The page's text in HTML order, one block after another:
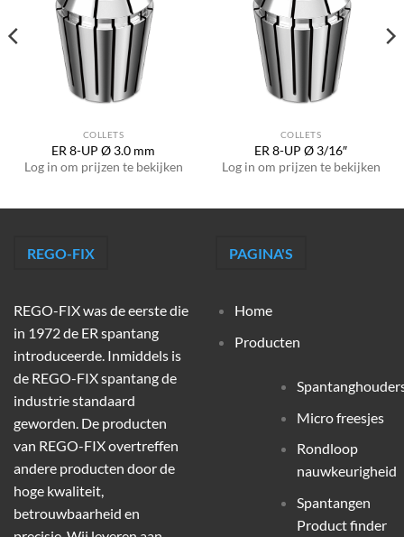
COLLETS
ER 8-UP Ø 3.0 mm
Log in om prijzen te bekijken
COLLETS
ER 8-UP Ø 3/16″
Log in om prijzen te bekijken
REGO-FIX
REGO-FIX was de eerste die
in 1972 de ER spantang
introduceerde. Inmiddels is
de REGO-FIX spantang de
industrie standaard
geworden. De producten
van REGO-FIX overtreffen
andere producten door de
hoge kwaliteit,
betrouwbaarheid en
PAGINA'S
Home
Producten
Micro freesjes
Rondloop
nauwkeurigheid
Spantangen
Product finder